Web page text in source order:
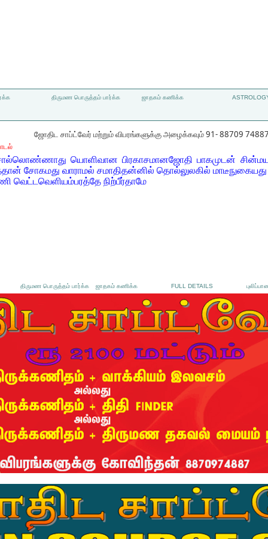
திருமண பொருத்தம் பார்க்க ஜாதகம் கணிக்க
ஜோதிட சாப்ட்வேர் மற்றும் விபரங்களுக்கு அழைக்கவும் 91- 88709
யொளிவான பிரகாசமானஜோதி பாகமுடன்
சோகமது வாராமல் சமாதிதன்னில் தொல்லுலகில்
நிற்பீர்தாமே
திருமண பொருத்தம் பார்க்க ஜாதகம் கணிக்க FULL DETAILS